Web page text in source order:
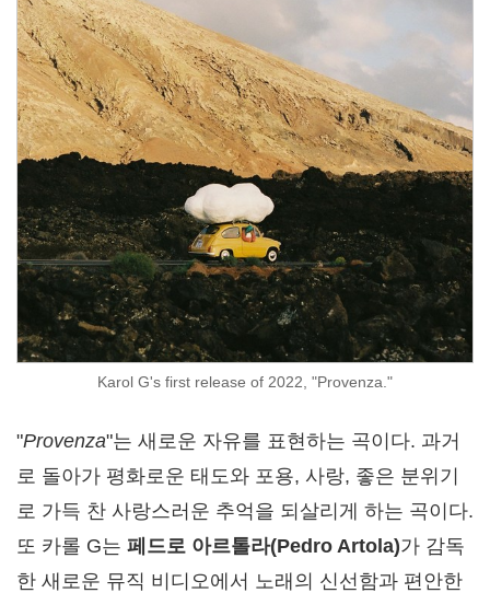
Karol G's first release of 2022, "Provenza."
"Provenza"는 새로운 자유를 표현하는 곡이다. 과거
로 돌아가 평화로운 태도와 포용, 사랑, 좋은 분위기
로 가득 찬 사랑스러운 추억을 되살리게 하는 곡이다.
또 카롤 G는 페드로 아르톨라(Pedro Artola)가 감독
한 새로운 뮤직 비디오에서 노래의 신선함과 편안한